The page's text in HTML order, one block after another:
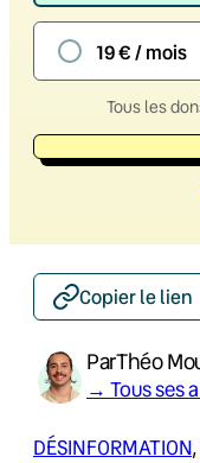
19 € / mois
Tous les
Copier le lien
ParThéo
→ Tous ses
DÉSINFORMATION,